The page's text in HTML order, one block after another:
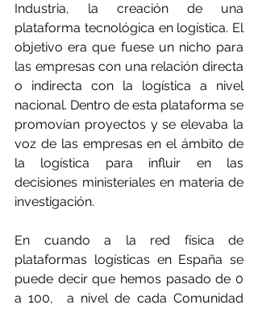
Industria, la creación de una
plataforma tecnológica en logística. El
objetivo era que fuese un nicho para
las empresas con una relación directa
o indirecta con la logística a nivel
nacional. Dentro de esta plataforma se
promovían proyectos y se elevaba la
voz de las empresas en el ámbito de
la logística para influir en las
decisiones ministeriales en materia de
investigación.
En cuando a la red física de
plataformas logísticas en España se
puede decir que hemos pasado de 0
a 100,  a nivel de cada Comunidad